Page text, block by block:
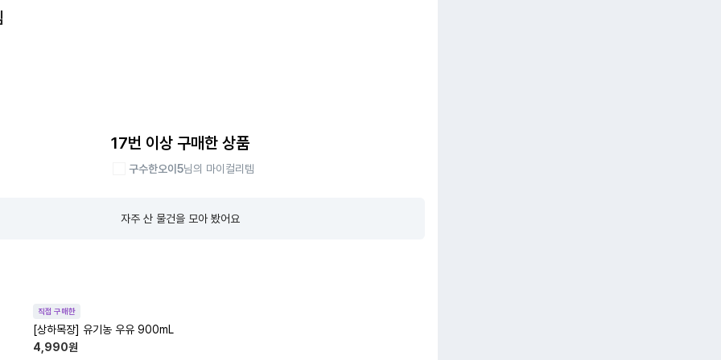
17번 이상 구매한 상품
구수한오이5님의 마이컬리템
자주 산 물건을 모아 봤어요
직접 구매한
[상하목장] 유기농 우유 900mL
4,990원